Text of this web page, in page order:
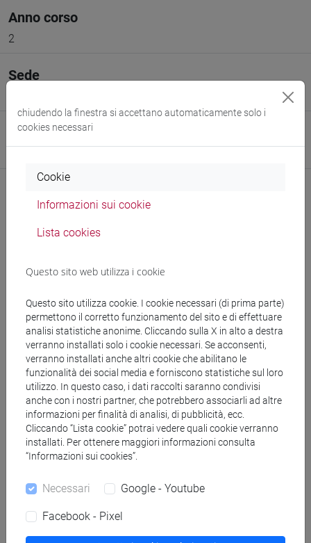
Anno corso
2
Sede
Spazio Moodle
Genera calendario ICS
Genera calendario XLS
Copia questo URL per importare gli orari nel tuo Google
Calendar:
https://www.unive.it/data/ajax/Didattica/generaics?
cache=-1&afid=514781
Orario settimanale
chiudendo la finestra si accettano automaticamente solo i
cookies necessari
Cookie
Informazioni sui cookie
Lista cookies
Questo sito web utilizza i cookie
Questo sito utilizza cookie. I cookie necessari (di prima parte)
permettono il corretto funzionamento del sito e di effettuare
analisi statistiche anonime. Cliccando sulla X in alto a destra
verranno installati solo i cookie necessari. Se acconsenti,
verranno installati anche altri cookie che abilitano le
funzionalità dei social media e forniscono statistiche sul loro
utilizzo. In questo caso, i dati raccolti saranno condivisi
anche con i nostri partner, che potrebbero associarli ad altre
informazioni per finalità di analisi, di pubblicità, ecc.
Cliccando “Lista cookie” potrai vedere quali cookie verranno
installati. Per ottenere maggiori informazioni consulta
“Informazioni sui cookies”.
Necessari Google - Youtube
Facebook - Pixel